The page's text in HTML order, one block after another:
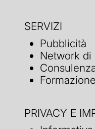
SERVIZI
Pubblicità
Network di
PRIVACY E